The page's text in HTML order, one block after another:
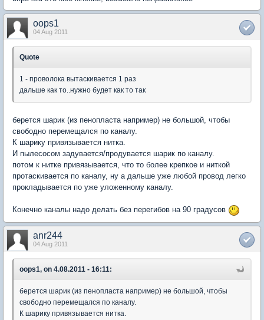
oops1
04 Aug 2011
Quote
1 - проволока вытаскивается 1 раз
дальше как то..нужно будет как то так
берется шарик (из пенопласта например) не большой, чтобы
свободно перемещался по каналу.
К шарику привязывается нитка.
И пылесосом задувается/продувается шарик по каналу.
потом к нитке привязывается, что то более крепкое и ниткой
протаскивается по каналу, ну а дальше уже любой провод легко
прокладывается по уже уложенному каналу.
Конечно каналы надо делать без перегибов на 90 градусов
anr244
04 Aug 2011
oops1, on 4.08.2011 - 16:11:
берется шарик (из пенопласта например) не большой, чтобы
свободно перемещался по каналу.
К шарику привязывается нитка.